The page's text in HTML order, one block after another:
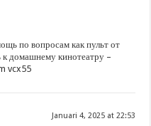
по вопросам как пульт от
к домашнему кинотеатру –
vcx55
Januari 4, 2025 at 22:53